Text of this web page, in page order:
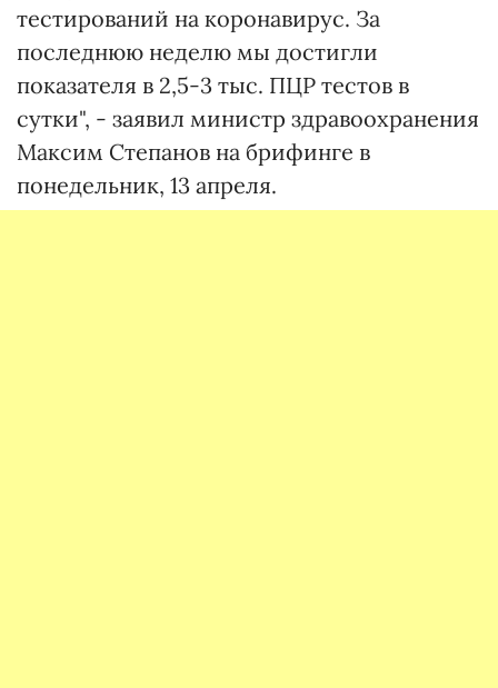
тестирований на коронавирус. За
последнюю неделю мы достигли
показателя в 2,5-3 тыс. ПЦР тестов в
сутки", - заявил министр здравоохранения
Максим Степанов на брифинге в
понедельник, 13 апреля.